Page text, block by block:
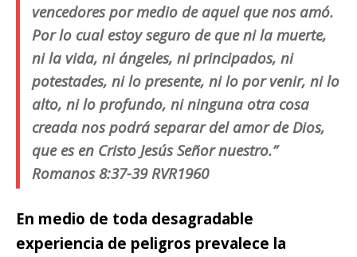
vencedores por medio de aquel que nos amó.
Por lo cual estoy seguro de que ni la muerte,
ni la vida, ni ángeles, ni principados, ni
potestades, ni lo presente, ni lo por venir, ni lo
alto, ni lo profundo, ni ninguna otra cosa
creada nos podrá separar del amor de Dios,
que es en Cristo Jesús Señor nuestro.”
Romanos 8:37-39 RVR1960
En medio de toda desagradable
experiencia de peligros prevalece la